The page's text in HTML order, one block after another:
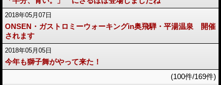
2018年05月07日
ONSEN・ガストロミーウォーキングin奥飛騨・平湯温泉 開催
されます
2018年05月05日
今年も獅子舞がやって来た！
(100件/169件)